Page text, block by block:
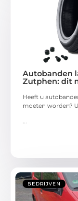
Autobanden
Zutphen: dit
Heeft u
moeten worden?
...
BEDRIJVEN